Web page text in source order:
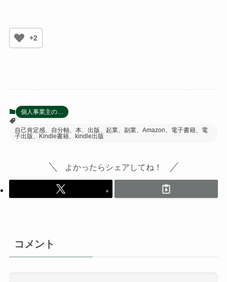
+2
個人事業主の…
自己肯定感、自分軸、本、出版、起業、副業、Amazon、電子書籍、電
子出版、Kindle書籍、kindle出版
よかったらシェアしてね！
コメント